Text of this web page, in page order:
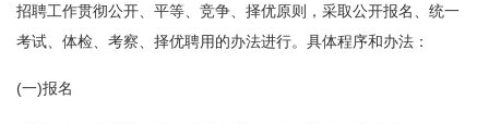
招聘工作贯彻公开、平等、竞争、择优原则，采取公开报名、统一
考试、体检、考察、择优聘用的办法进行。具体程序和办法：
(一)报名